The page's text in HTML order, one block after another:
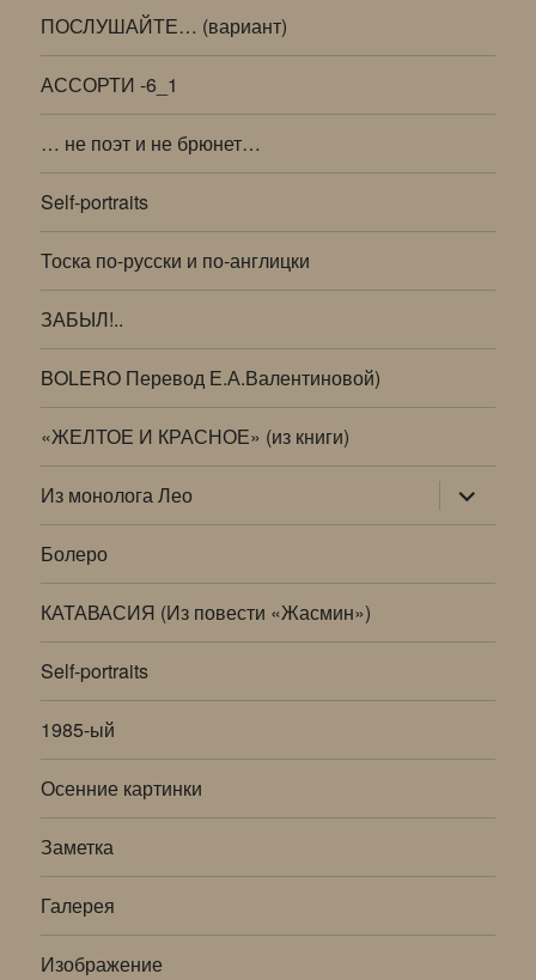
ПОСЛУШАЙТЕ… (вариант)
АССОРТИ -6_1
… не поэт и не брюнет…
Self-portraits
Тоска по-русски и по-англицки
ЗАБЫЛ!..
BOLERO Перевод Е.А.Валентиновой)
«ЖЕЛТОЕ И КРАСНОЕ» (из книги)
Из монолога Лео раскрыть
дочернее
меню
Болеро
КАТАВАСИЯ (Из повести «Жасмин»)
Self-portraits
1985-ый
Осенние картинки
Заметка
Галерея
Изображение